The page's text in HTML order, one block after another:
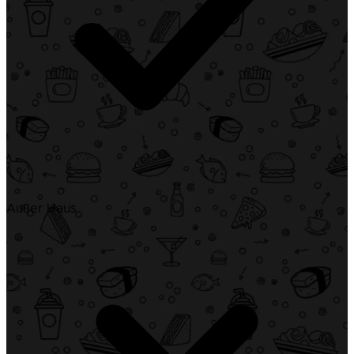
Außer Haus